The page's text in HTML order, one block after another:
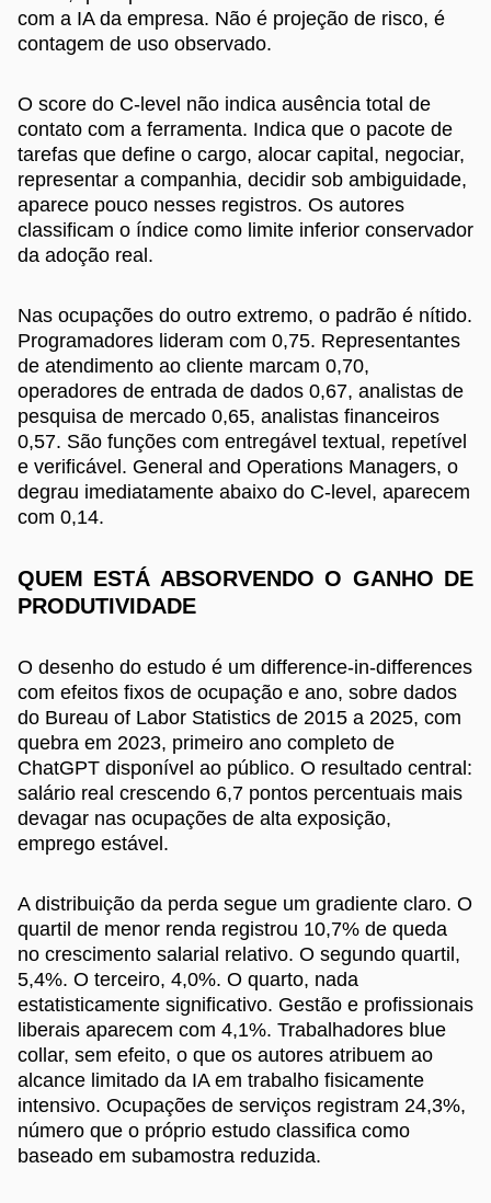
com a IA da empresa. Não é projeção de risco, é
contagem de uso observado.
O score do C-level não indica ausência total de
contato com a ferramenta. Indica que o pacote de
tarefas que define o cargo, alocar capital, negociar,
representar a companhia, decidir sob ambiguidade,
aparece pouco nesses registros. Os autores
classificam o índice como limite inferior conservador
da adoção real.
Nas ocupações do outro extremo, o padrão é nítido.
Programadores lideram com 0,75. Representantes
de atendimento ao cliente marcam 0,70,
operadores de entrada de dados 0,67, analistas de
pesquisa de mercado 0,65, analistas financeiros
0,57. São funções com entregável textual, repetível
e verificável. General and Operations Managers, o
degrau imediatamente abaixo do C-level, aparecem
com 0,14.
QUEM ESTÁ ABSORVENDO O GANHO DE
PRODUTIVIDADE
O desenho do estudo é um difference-in-differences
com efeitos fixos de ocupação e ano, sobre dados
do Bureau of Labor Statistics de 2015 a 2025, com
quebra em 2023, primeiro ano completo de
ChatGPT disponível ao público. O resultado central:
salário real crescendo 6,7 pontos percentuais mais
devagar nas ocupações de alta exposição,
emprego estável.
A distribuição da perda segue um gradiente claro. O
quartil de menor renda registrou 10,7% de queda
no crescimento salarial relativo. O segundo quartil,
5,4%. O terceiro, 4,0%. O quarto, nada
estatisticamente significativo. Gestão e profissionais
liberais aparecem com 4,1%. Trabalhadores blue
collar, sem efeito, o que os autores atribuem ao
alcance limitado da IA em trabalho fisicamente
intensivo. Ocupações de serviços registram 24,3%,
número que o próprio estudo classifica como
baseado em subamostra reduzida.